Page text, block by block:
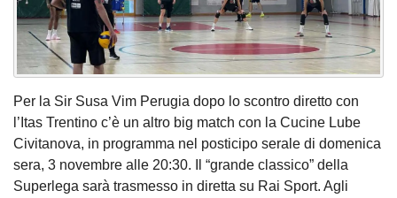
Per la Sir Susa Vim Perugia dopo lo scontro diretto con
l’Itas Trentino c’è un altro big match con la Cucine Lube
Civitanova, in programma nel posticipo serale di domenica
sera, 3 novembre alle 20:30. Il “grande classico” della
Superlega sarà trasmesso in diretta su Rai Sport. Agli